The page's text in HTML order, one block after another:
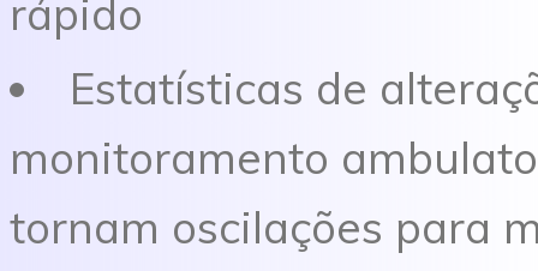
rápido
Estatísticas de
monitoramento
tornam oscilações para